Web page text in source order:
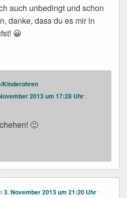
auch unbedingt und schon
danke, dass du es mir in
😀
Kinderohren
2013 um 17:28 Uhr :
🙂
3. November 2013 um 21:20 Uhr :